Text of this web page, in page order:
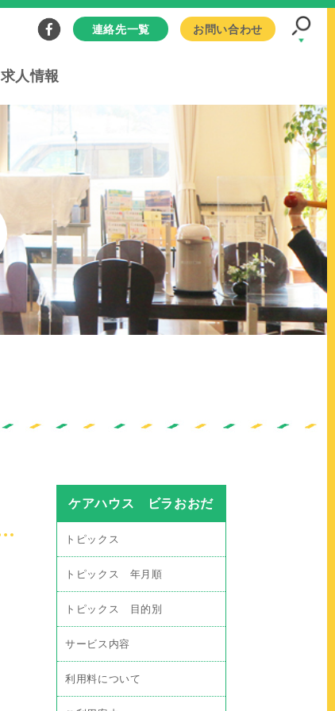
連絡先一覧 お問い合わせ
求人情報
ケアハウス ビラおおだ
トピックス
トピックス 年月順
トピックス 目的別
サービス内容
利用料について